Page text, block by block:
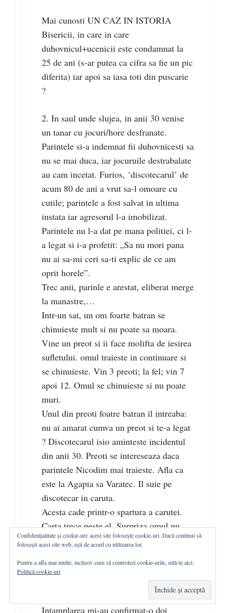
Mai cunosti UN CAZ IN ISTORIA
Bisericii, in care in care
duhovnicul+ucenicii este condamnat la
25 de ani (s-ar putea ca cifra sa fie un pic
diferita) iar apoi sa iasa toti din puscarie
?
2. In saul unde slujea, in anii 30 venise
un tanar cu jocuri/hore desfranate.
Parintele si-a indemnat fii duhovnicesti sa
nu se mai duca, iar jocuruile destrabalate
au cam incetat. Furios, ‘discotecarul’ de
acum 80 de ani a vrut sa-l omoare cu
cutile; parintele a fost salvat in ultima
instata iar agresorul l-a imobilizat.
Parintele nu l-a dat pe mana politiei, ci l-
a legat si i-a profetit: „Sa nu mori pana
nu ai sa-mi ceri sa-ti explic de ce am
oprit horele”.
Trec anii, parinle e arestat, eliberat merge
la manastre,…
Intr-un sat, un om foarte batran se
chinuieste mult si nu poate sa moara.
Vine un preot si ii face molifta de iesirea
sufletului. omul traieste in continuare si
se chinuieste. Vin 3 preoti; la fel; vin 7
apoi 12. Omul se chinuieste si nu poate
muri.
Unul din preoti foatre batran il intreaba:
nu ai amarat cumva un preot si te-a legat
? Discotecarul isio aminteste incidentul
din anii 30. Preoti se intereseaza daca
parintele Nicodim mai traieste. Afla ca
este la Agapia sa Varatec. Il suie pe
discotecar in caruta.
Acesta cade printr-o spartura a carutei.
Carta trece peste el. Surpriza omul nu
moare.
manastire. Parintele ii ma explica inca o
data ce a gresit, si in momentul in care
caruta iese pe poarta discotecarul moare.
Intamplarea mi-au confirmat-o doi
Confidențialitate și cookie-uri: acest site folosește cookie-uri. Dacă continui să
folosești acest site web, ești de acord cu utilizarea lor.
Pentru a afla mai multe, inclusiv cum să controlezi cookie-urile, uită-te aici:
Politică cookie-uri